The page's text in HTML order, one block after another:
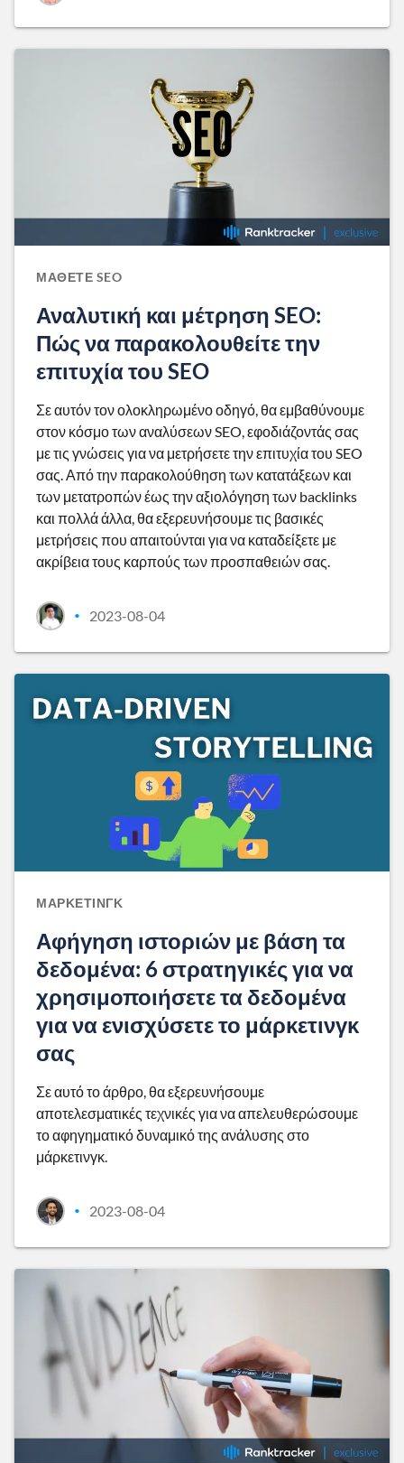
ΜΆΘΕΤΕ SEO
Αναλυτική και μέτρηση SEO:
Πώς να παρακολουθείτε την
επιτυχία του SEO
Σε αυτόν τον ολοκληρωμένο οδηγό, θα εμβαθύνουμε
στον κόσμο των αναλύσεων SEO, εφοδιάζοντάς σας
με τις γνώσεις για να μετρήσετε την επιτυχία του SEO
σας. Από την παρακολούθηση των κατατάξεων και
των μετατροπών έως την αξιολόγηση των backlinks
και πολλά άλλα, θα εξερευνήσουμε τις βασικές
μετρήσεις που απαιτούνται για να καταδείξετε με
ακρίβεια τους καρπούς των προσπαθειών σας.
• 2023-08-04
ΜΆΡΚΕΤΙΝΓΚ
Αφήγηση ιστοριών με βάση τα
δεδομένα: 6 στρατηγικές για να
χρησιμοποιήσετε τα δεδομένα
για να ενισχύσετε το μάρκετινγκ
σας
Σε αυτό το άρθρο, θα εξερευνήσουμε
αποτελεσματικές τεχνικές για να απελευθερώσουμε
το αφηγηματικό δυναμικό της ανάλυσης στο
μάρκετινγκ.
• 2023-08-04